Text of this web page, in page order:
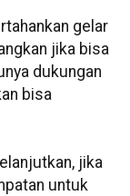
gelar
jika bisa
dukungan
bisa
jika
untuk